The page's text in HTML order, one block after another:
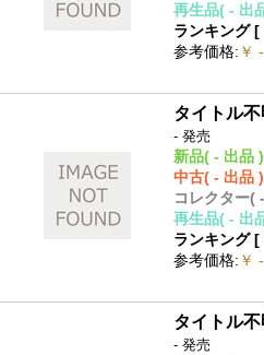
再生品( - 出
ランキング [
参考価格: ￥ -
タイトル不
- 発売
新品( - 出品 )
中古( - 出品 )
コレクター(
再生品( - 出
ランキング [
参考価格: ￥ -
タイトル不
- 発売